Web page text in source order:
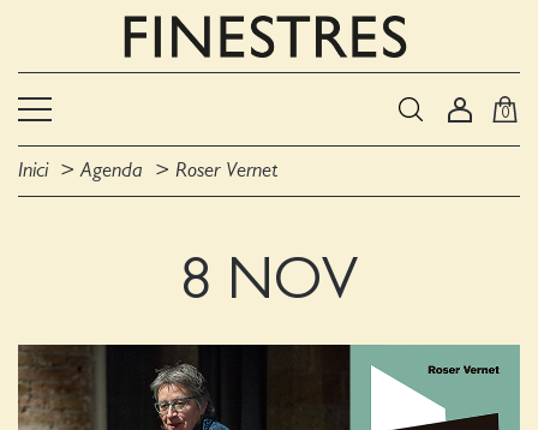
0
Inici Agenda Roser Vernet
8 NOV